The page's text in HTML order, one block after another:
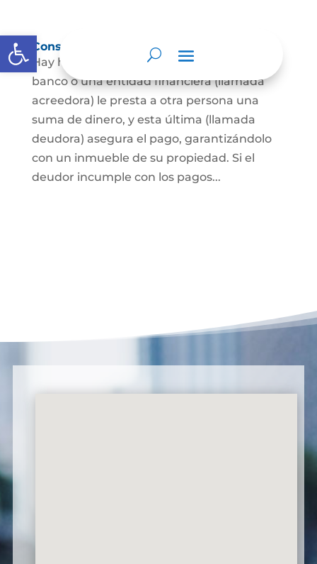
Abrir barra de herramientas
Constitución de hipoteca
Hay hipoteca cuando una persona, o un
banco o una entidad financiera (llamada
acreedora) le presta a otra persona una
suma de dinero, y esta última (llamada
deudora) asegura el pago, garantizándolo
con un inmueble de su propiedad. Si el
deudor incumple con los pagos...